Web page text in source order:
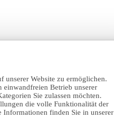
unserer Website zu ermöglichen.
einwandfreien Betrieb unserer
Sie zulassen möchten.
die volle Funktionalität der
Informationen finden Sie in unserer